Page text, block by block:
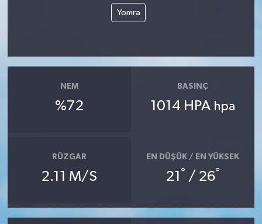
Yomra
NEM
%72
BASINÇ
1014 HPA hpa
RÜZGAR
2.11 M/S
EN DÜŞÜK / EN YÜKSEK
21 ° / 26°